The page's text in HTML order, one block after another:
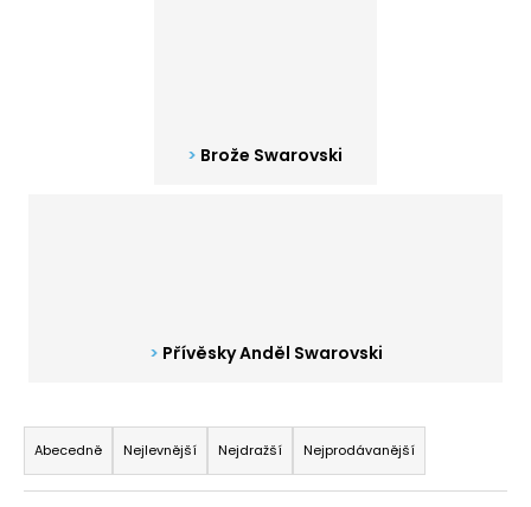
Brože Swarovski
Přívěsky Anděl Swarovski
Ř
a
z
Abecedně Nejlevnější Nejdražší Nejprodávanější
HLEDAT
č
u
j